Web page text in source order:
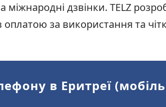
міжнародні дзвінки. TELZ
за використання та
в Еритреї